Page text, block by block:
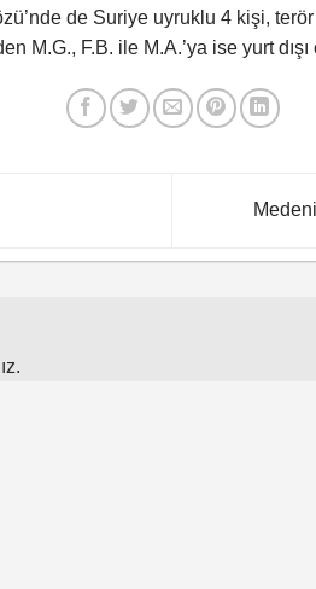
de Suriye uyruklu 4 kişi,
M.G., F.B. ile M.A.’ya ise yurt
.